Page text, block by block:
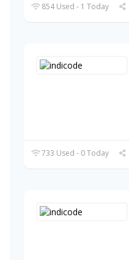
854 Used - 1 Today
733 Used - 0 Today